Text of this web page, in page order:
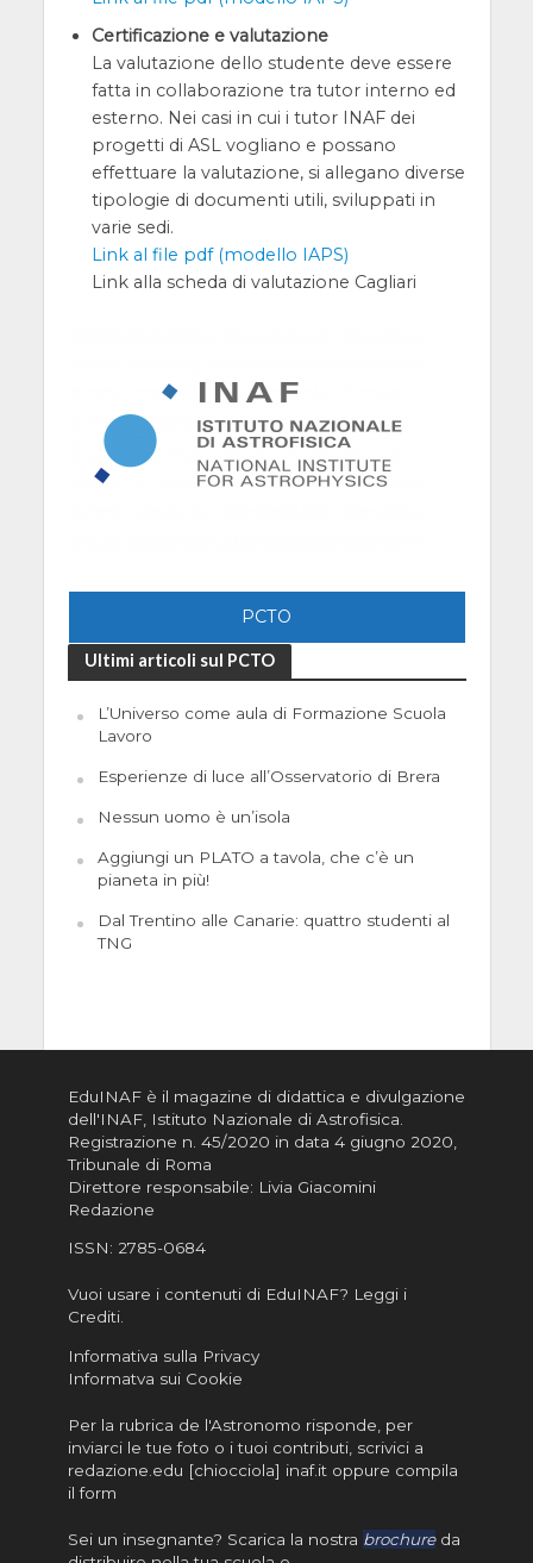
Certificazione e valutazione
La valutazione dello studente deve essere
fatta in collaborazione tra tutor interno ed
esterno. Nei casi in cui i tutor INAF dei
progetti di ASL vogliano e possano
effettuare la valutazione, si allegano diverse
tipologie di documenti utili, sviluppati in
varie sedi.
Link al file pdf (modello IAPS)
Link alla scheda di valutazione Cagliari
PCTO
Ultimi articoli sul PCTO
L’Universo come aula di Formazione Scuola
Lavoro
Esperienze di luce all’Osservatorio di Brera
Nessun uomo è un’isola
Aggiungi un PLATO a tavola, che c’è un
pianeta in più!
Dal Trentino alle Canarie: quattro studenti al
TNG
EduINAF è il magazine di didattica e divulgazione
dell'INAF, Istituto Nazionale di Astrofisica
Registrazione n. 45/2020 in data 4 giugno 2020,
Tribunale di Roma
Direttore responsabile: Livia Giacomini
Redazione
ISSN: 2785-0684
Vuoi usare i contenuti di EduINAF? Leggi i
Crediti.
Informativa sulla Privacy
Informatva sui Cookie
Per la rubrica de l'Astronomo risponde, per
inviarci le tue foto o i tuoi contributi, scrivici a
redazione.edu [chiocciola] inaf.it oppure compila
il form
Sei un insegnante? Scarica la nostra brochureda